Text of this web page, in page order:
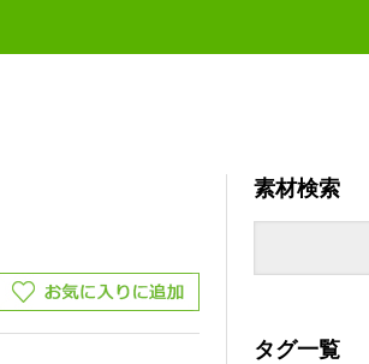
素材検索
タグ一覧